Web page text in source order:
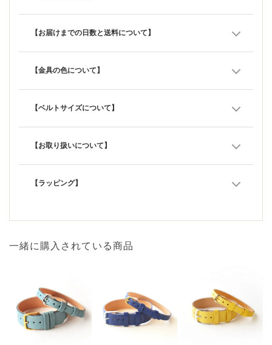
【お届けまでの日数と送料について】
【金具の色について】
【ベルトサイズについて】
【お取り扱いについて】
【ラッピング】
一緒に購入されている商品